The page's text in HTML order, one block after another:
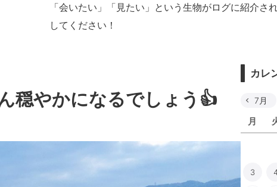
「会いたい」「見たい」という生物がログに紹介さ
してください！
穏やかになるでしょう👍
カレ
月
7月
3